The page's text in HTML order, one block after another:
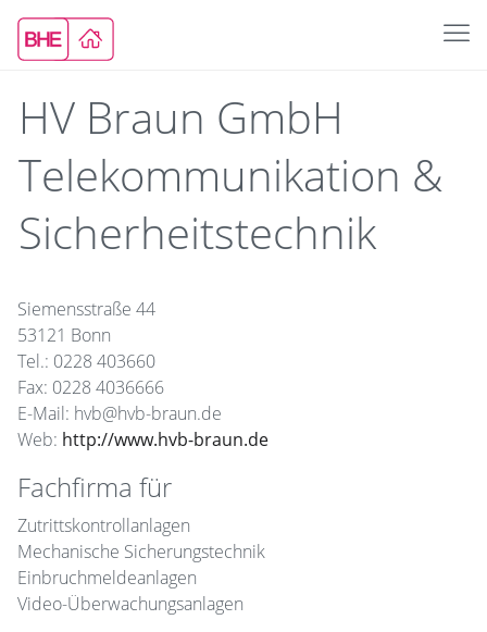
HV Braun GmbH
Telekommunikation &
Sicherheitstechnik
Siemensstraße 44
53121 Bonn
Tel.: 0228 403660
Fax: 0228 4036666
E-Mail: hvb@hvb-braun.de
Web: http://www.hvb-braun.de
Fachfirma für
Zutrittskontrollanlagen
Mechanische Sicherungstechnik
Einbruchmeldeanlagen
Video-Überwachungsanlagen